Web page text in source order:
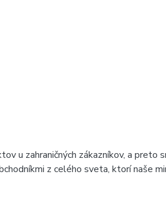
u zahraničných zákazníkov, a preto
z celého sveta, ktorí naše